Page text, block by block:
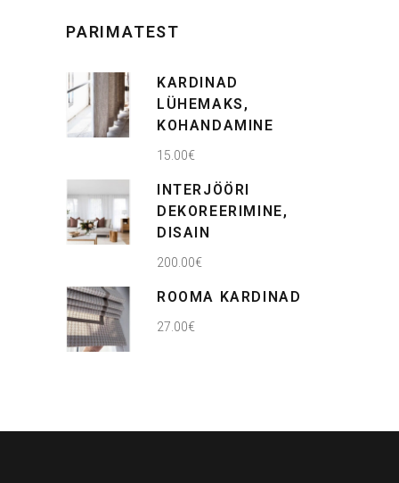
PARIMATEST
KARDINAD
LÜHEMAKS,
KOHANDAMINE
15.00€
INTERJÖÖRI
DEKOREERIMINE,
DISAIN
200.00€
ROOMA KARDINAD
27.00€